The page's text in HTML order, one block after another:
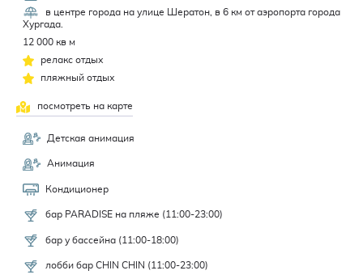
в центре города на улице Шератон, в 6 км от аэропорта города
Хургада.
12 000 кв м
релакс отдых
пляжный отдых
посмотреть на карте
Детская анимация
Анимация
Кондиционер
бар PARADISE на пляже (11:00-23:00)
бар у бассейна (11:00-18:00)
лобби бар CHIN CHIN (11:00-23:00)